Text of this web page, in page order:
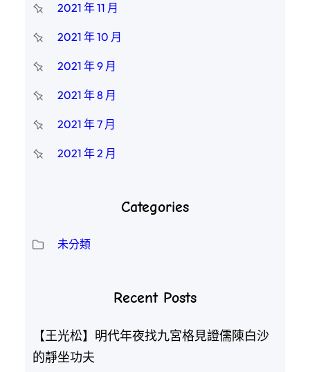
2021 年 11 月
2021 年 10 月
2021 年 9 月
2021 年 8 月
2021 年 7 月
2021 年 2 月
Categories
未分類
Recent Posts
【王光松】明代年夜找九宮格見證儒陳白沙
的靜坐功夫